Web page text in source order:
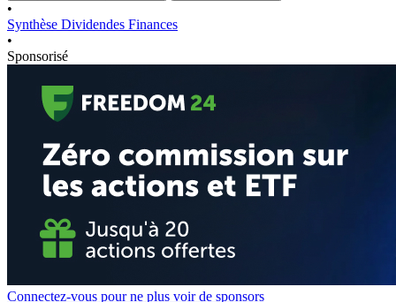
•
Synthèse Dividendes Finances
•
Sponsorisé
Connectez-vous pour ne plus voir de sponsors